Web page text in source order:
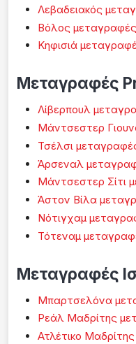
Λεβαδειακός
Βόλος μεταγραφές
Κηφισιά
Μεταγραφές
Λίβερπουλ
Μάντσεστερ
Τσέλσι
Άρσεναλ
Μάντσεστερ Σίτι
Άστον Βίλα
Νότιγχαμ
Τότεναμ
Μεταγραφές
Μπαρτσελόνα
Ρεάλ Μαδρίτης
Ατλέτικο